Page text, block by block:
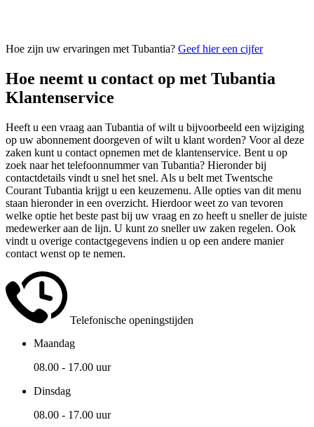
Hoe zijn uw ervaringen met Tubantia? Geef hier een cijfer
Hoe neemt u contact op met Tubantia
Klantenservice
Heeft u een vraag aan Tubantia of wilt u bijvoorbeeld een wijziging
op uw abonnement doorgeven of wilt u klant worden? Voor al deze
zaken kunt u contact opnemen met de klantenservice. Bent u op
zoek naar het telefoonnummer van Tubantia? Hieronder bij
contactdetails vindt u snel het snel. Als u belt met Twentsche
Courant Tubantia krijgt u een keuzemenu. Alle opties van dit menu
staan hieronder in een overzicht. Hierdoor weet zo van tevoren
welke optie het beste past bij uw vraag en zo heeft u sneller de juiste
medewerker aan de lijn. U kunt zo sneller uw zaken regelen. Ook
vindt u overige contactgegevens indien u op een andere manier
contact wenst op te nemen.
Telefonische openingstijden
Maandag
08.00 - 17.00 uur
Dinsdag
08.00 - 17.00 uur